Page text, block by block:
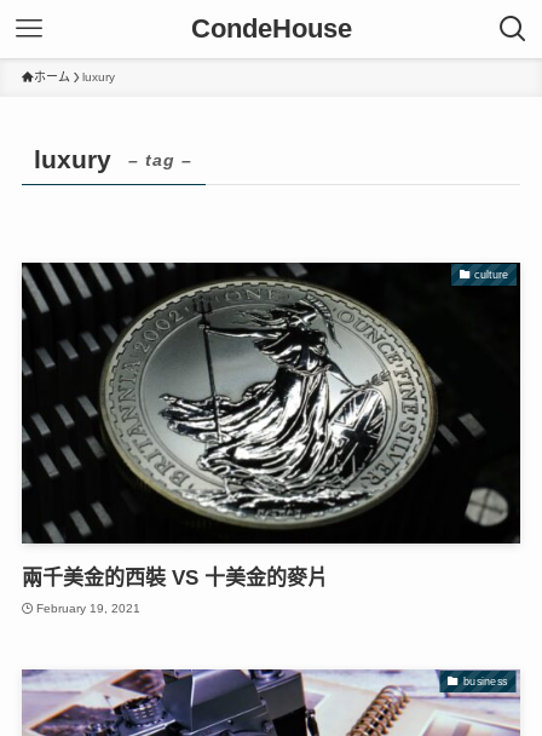
CondeHouse
ホーム luxury
luxury – tag –
culture
兩千美金的西裝 VS 十美金的麥片
February 19, 2021
business